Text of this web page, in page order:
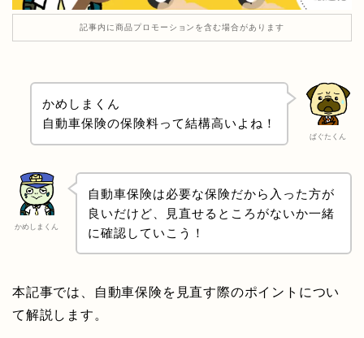
記事内に商品プロモーションを含む場合があります
ぱぐたくん
かめしまくん
自動車保険の保険料って結構高いよね！
かめしまくん
自動車保険は必要な保険だから入った方が
良いだけど、見直せるところがないか一緒
に確認していこう！
本記事では、自動車保険を見直す際のポイントについ
て解説します。